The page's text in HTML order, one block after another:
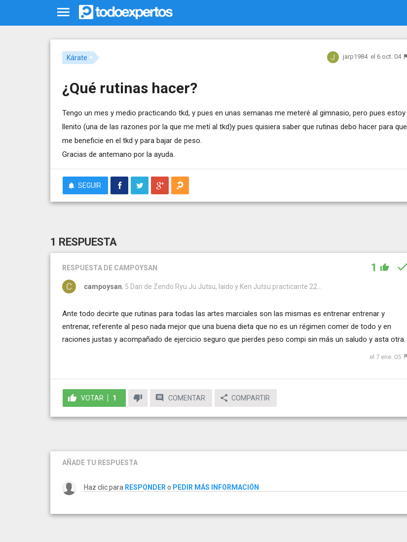
Kárate jarp1984 el 6 oct. 04
¿Qué rutinas hacer?
Tengo un mes y medio practicando tkd, y pues en unas semanas me meteré al gimnasio, pero pues estoy
llenito (una de las razones por la que me metí al tkd)y pues quisiera saber que rutinas debo hacer para que
me beneficie en el tkd y para bajar de peso.
Gracias de antemano por la ayuda.
SEGUIR
1 RESPUESTA
RESPUESTA DE CAMPOYSAN 1
campoysan, 5 Dan de Zendo Ryu Ju Jutsu, Iaido y Ken Jutsu practicante 22...
Ante todo decirte que rutinas para todas las artes marciales son las mismas es entrenar entrenar y
entrenar, referente al peso nada mejor que una buena dieta que no es un régimen comer de todo y en
raciones justas y acompañado de ejercicio seguro que pierdes peso compi sin más un saludo y asta otra.
el 7 ene. 05
VOTAR 1 COMENTAR COMPARTIR
AÑADE TU RESPUESTA
Haz clic para RESPONDER o PEDIR MÁS INFORMACIÓN